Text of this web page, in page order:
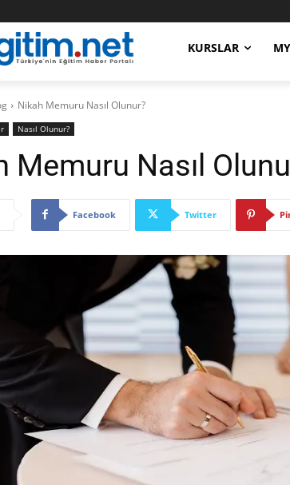
KURSLAR
Nikah Memuru Nasıl Olunur?
Nasıl Olunur?
Memuru Nasıl
Facebook Twitter